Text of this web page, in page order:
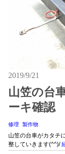
2019/9/21
山笠の台
ーキ確認
修理 製作物
山笠の台車がカタチ
整していきます(^^)/